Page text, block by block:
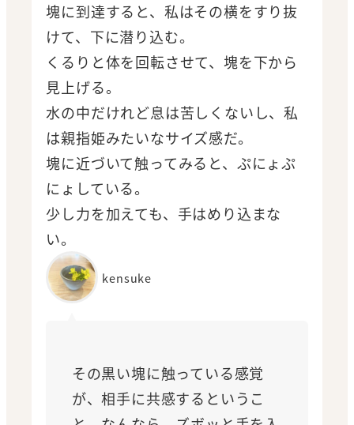
塊に到達すると、私はその横をすり抜
けて、下に潜り込む。
くるりと体を回転させて、塊を下から
見上げる。
水の中だけれど息は苦しくないし、私
は親指姫みたいなサイズ感だ。
塊に近づいて触ってみると、ぷにょぷ
にょしている。
少し力を加えても、手はめり込まな
い。
kensuke
その黒い塊に触っている感覚
が、相手に共感するというこ